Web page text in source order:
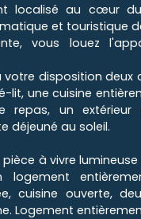
localisé au cœur
et touristique
vous louez
votre disposition deux
lit, une cuisine
repas, un extérieur
déjeuné au soleil.
pièce à vivre
cuisine ouverte,
Logement